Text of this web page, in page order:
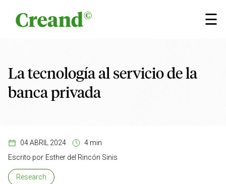
☰
×
La tecnología al servicio de la
banca privada
04 ABRIL 2024
4 min
Escrito por Esther del Rincón Sinis
Research